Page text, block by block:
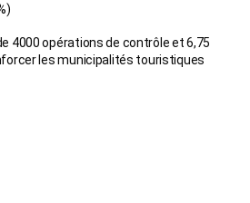
4000 opérations de contrôle et 6,75
les municipalités touristiques